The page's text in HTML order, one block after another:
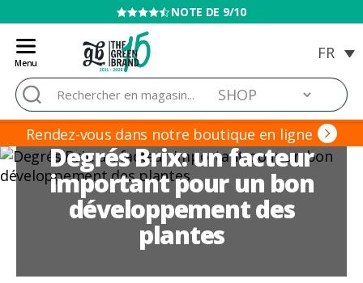
VENTE INTERDITE AUX MINEURS
Menu
Blog
de
Grow
Barato
Rechercher :
Rendez-vous dans notre boutique en ligne
Degrés Brix: un facteur
important pour un bon
développement des
plantes